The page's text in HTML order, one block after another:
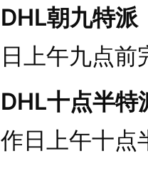
DHL朝九特派
日上午九点前
DHL十点半特
作日上午十点